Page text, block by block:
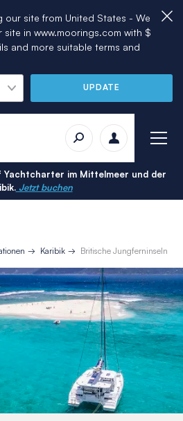
our site from United States - We
in www.moorings.com with $
and more suitable terms and
UPDATE
Yachtcharter im Mittelmeer und der
Jetzt buchen
Karibik Britische Jungferninseln